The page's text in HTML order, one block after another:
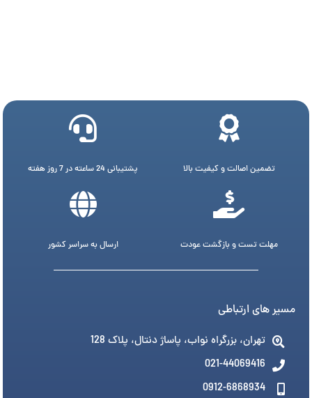
تضمین اصالت و کیفیت بالا پشتیبانی 24 ساعته در 7 روز هفته
مهلت تست و بازگشت عودت ارسال به سراسر کشور
مسیر های ارتباطی
تهران، بزرگراه نواب، پاساژ دنتال، پلاک 128
021-44069416
0912-6868934